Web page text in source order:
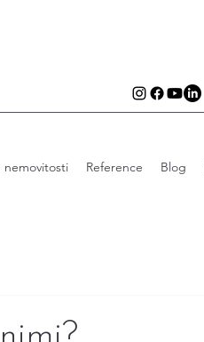
nemovitosti Reference Blog